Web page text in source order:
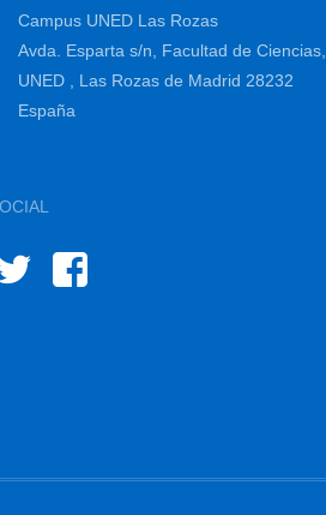
Campus UNED Las Rozas
Avda. Esparta s/n, Facultad de Ciencias,
UNED , Las Rozas de Madrid 28232
España